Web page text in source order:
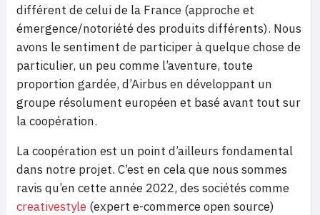
différent de celui de la France (approche et
émergence/notoriété des produits différents). Nous
avons le sentiment de participer à quelque chose de
particulier, un peu comme l’aventure, toute
proportion gardée, d’Airbus en développant un
groupe résolument européen et basé avant tout sur
la coopération.
La coopération est un point d’ailleurs fondamental
dans notre projet. C’est en cela que nous sommes
ravis qu’en cette année 2022, des sociétés comme
creativestyle (expert e-commerce open source)